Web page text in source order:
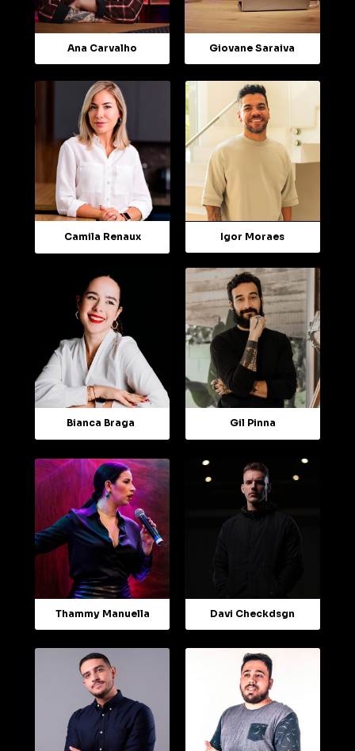
Ana Carvalho Giovane Saraiva
Camila Renaux Igor Moraes
Bianca Braga Gil Pinna
Thammy Manuella Davi Checkdsgn